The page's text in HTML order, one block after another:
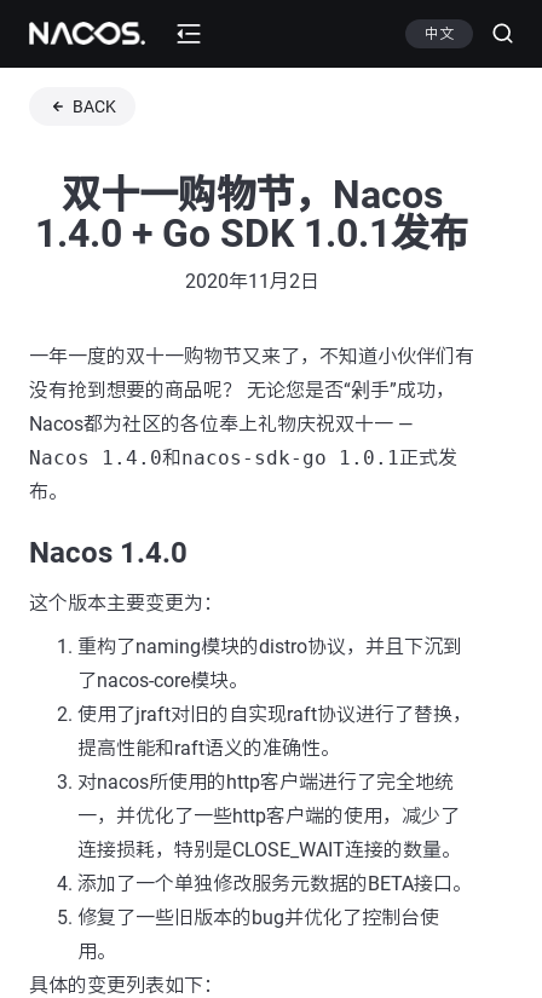
中文
BACK
双十一购物节，Nacos
1.4.0 + Go SDK 1.0.1发布
2020年11月2日
一年一度的双十一购物节又来了，不知道小伙伴们有
没有抢到想要的商品呢？ 无论您是否“剁手”成功，
Nacos都为社区的各位奉上礼物庆祝双十一 —
Nacos 1.4.0和nacos-sdk-go 1.0.1正式发
布。
Nacos 1.4.0
这个版本主要变更为：
重构了naming模块的distro协议，并且下沉到
了nacos-core模块。
使用了jraft对旧的自实现raft协议进行了替换，
提高性能和raft语义的准确性。
对nacos所使用的http客户端进行了完全地统
一，并优化了一些http客户端的使用，减少了
连接损耗，特别是CLOSE_WAIT连接的数量。
添加了一个单独修改服务元数据的BETA接口。
修复了一些旧版本的bug并优化了控制台使
用。
具体的变更列表如下：